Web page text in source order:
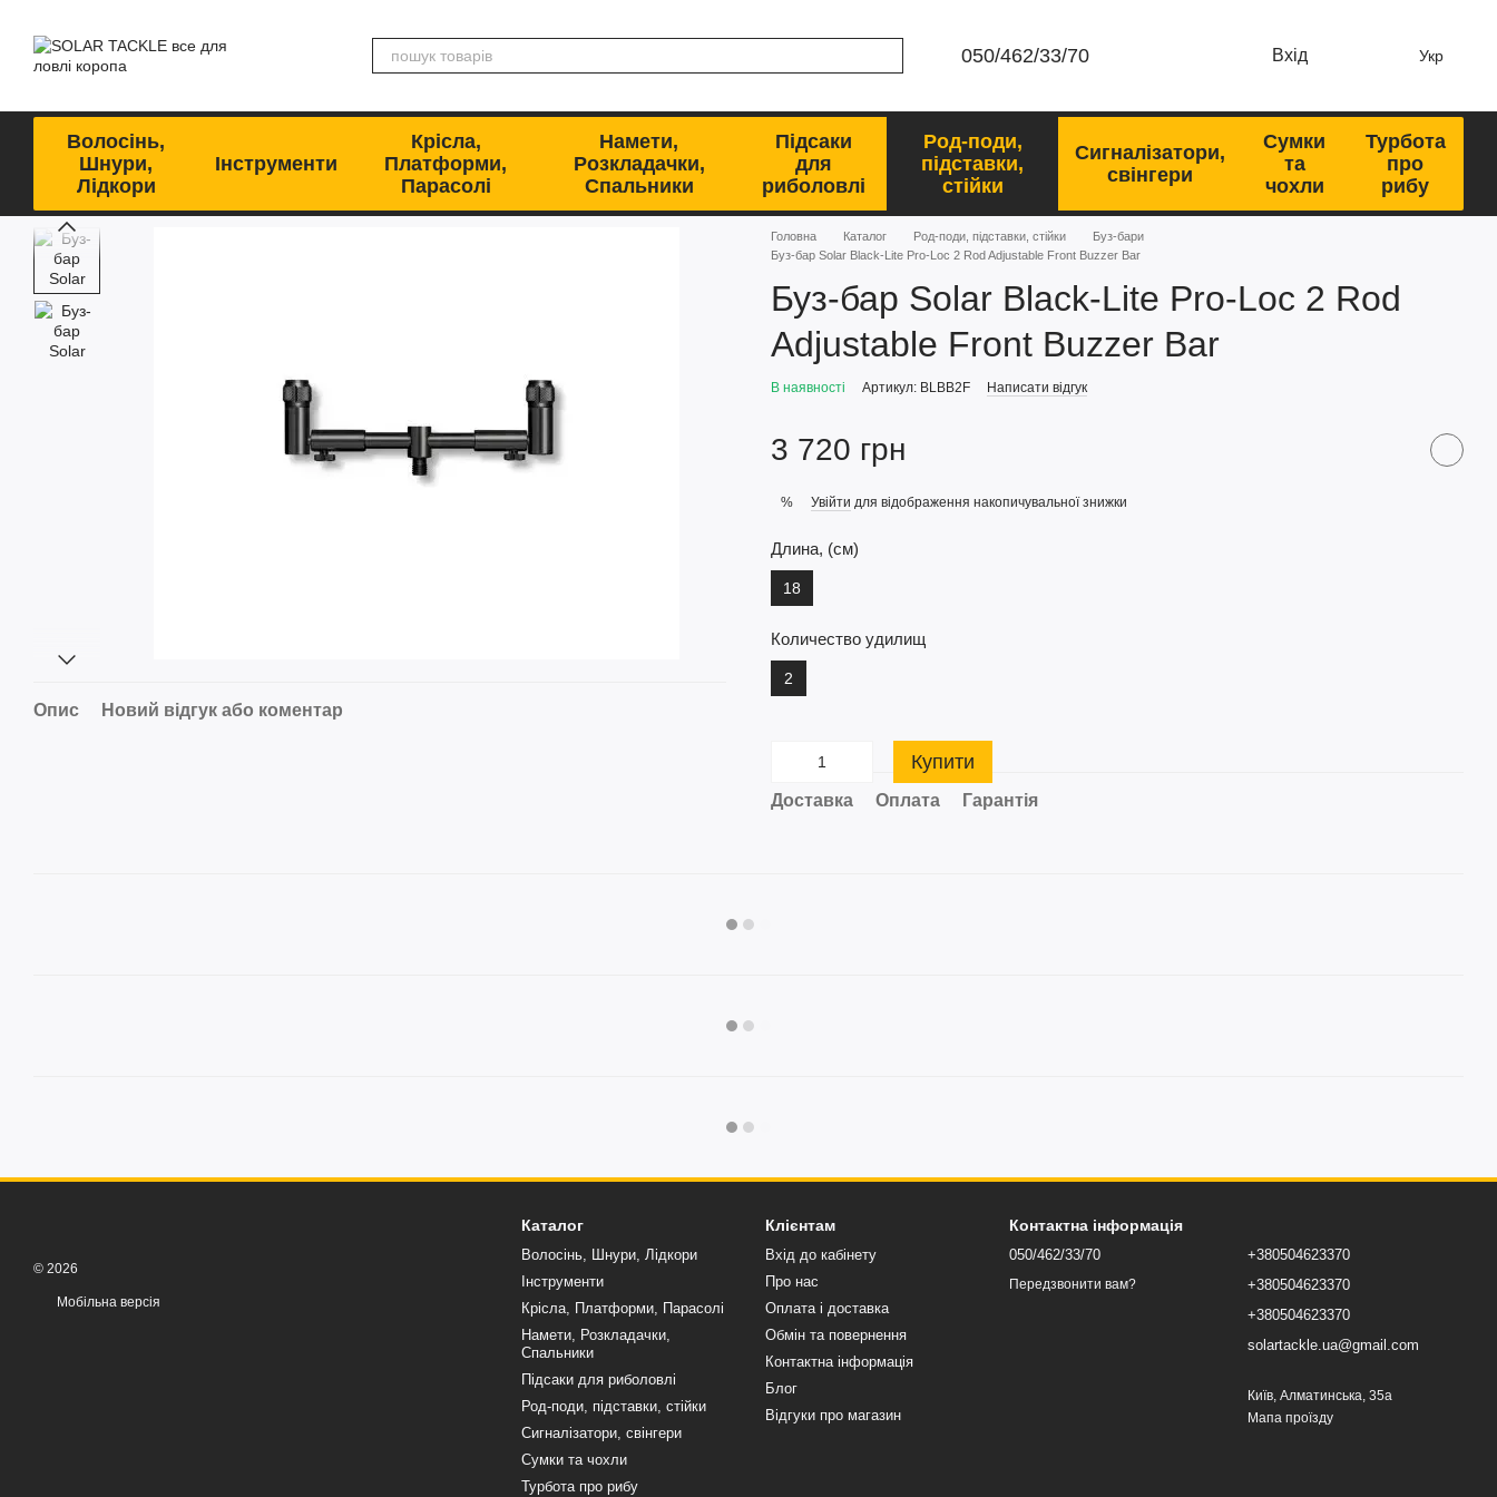
050/462/33/70 Вхід Укр
Волосінь,
Шнури,
Лідкори
Інструменти
Крісла,
Платформи,
Парасолі
Намети,
Розкладачки,
Спальники
Підсаки
для
риболовлі
Род-поди,
підставки,
стійки
Сигналізатори,
свінгери
Сумки
та
чохли
Турбота
про
рибу
Опис Новий відгук або коментар
Головна Каталог Род-поди, підставки, стійки
Буз-бари
Буз-бар Solar Black-Lite Pro-Loc 2 Rod Adjustable Front Buzzer Bar
Буз-бар Solar Black-Lite Pro-Loc 2 Rod
Adjustable Front Buzzer Bar
В наявності Артикул: BLBB2F Написати відгук
3 720 грн
% Увійти для відображення накопичувальної знижки
Длина, (см)
18
Количество удилищ
2
Купити
Доставка Оплата Гарантія
© 2026
Мобільна версія
Каталог
Волосінь, Шнури, Лідкори
Інструменти
Крісла, Платформи, Парасолі
Намети, Розкладачки,
Спальники
Підсаки для риболовлі
Род-поди, підставки, стійки
Сигналізатори, свінгери
Сумки та чохли
Турбота про рибу
Клієнтам
Вхід до кабінету
Про нас
Оплата і доставка
Обмін та повернення
Контактна інформація
Блог
Відгуки про магазин
Контактна інформація
050/462/33/70
Передзвонити вам?
+380504623370
+380504623370
+380504623370
solartackle.ua@gmail.com
Київ, Алматинська, 35а
Мапа проїзду